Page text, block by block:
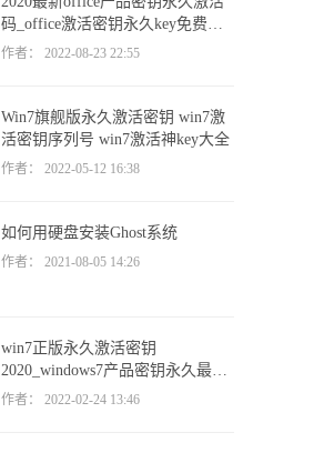
活密钥永久激活码大全（100%
码_office激活密钥永久key免费
（附激活方法）
作者： 2022-08-23 22:55
Win7旗舰版永久激活密钥 win7激
活密钥序列号 win7激活神key大全
作者： 2022-05-12 16:38
如何用硬盘安装Ghost系统
作者： 2021-08-05 14:26
win7正版永久激活密钥
2020_windows7产品密钥永久最新
激活码
作者： 2022-02-24 13:46